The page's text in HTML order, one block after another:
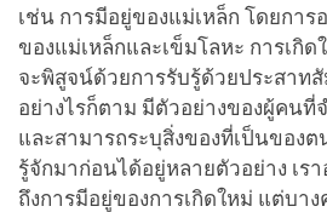
เช่น การมีอยู่ของแม่เหล็ก โดยกา
ของแม่เหล็กและเข็มโลหะ การเกิด
จะพิสูจน์ด้วยการรับรู้ด้วยประสาท
อย่างไรก็ตาม มีตัวอย่างของผู้คน
และสามารถระบุสิ่งของที่เป็นของ
รู้จักมาก่อนได้อยู่หลายตัวอย่าง เ
ถึงการมีอยู่ของการเกิดใหม่ แต่บา